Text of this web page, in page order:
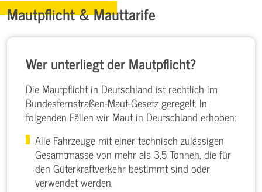
Mautpflicht & Mauttarife
Wer unterliegt der Mautpflicht?
Die Mautpflicht in Deutschland ist rechtlich im
Bundesfernstraßen-Maut-Gesetz geregelt. In
folgenden Fällen wir Maut in Deutschland erhoben:
Alle Fahrzeuge mit einer technisch zulässigen
Gesamtmasse von mehr als 3,5 Tonnen, die für
den Güterkraftverkehr bestimmt sind oder
verwendet werden.